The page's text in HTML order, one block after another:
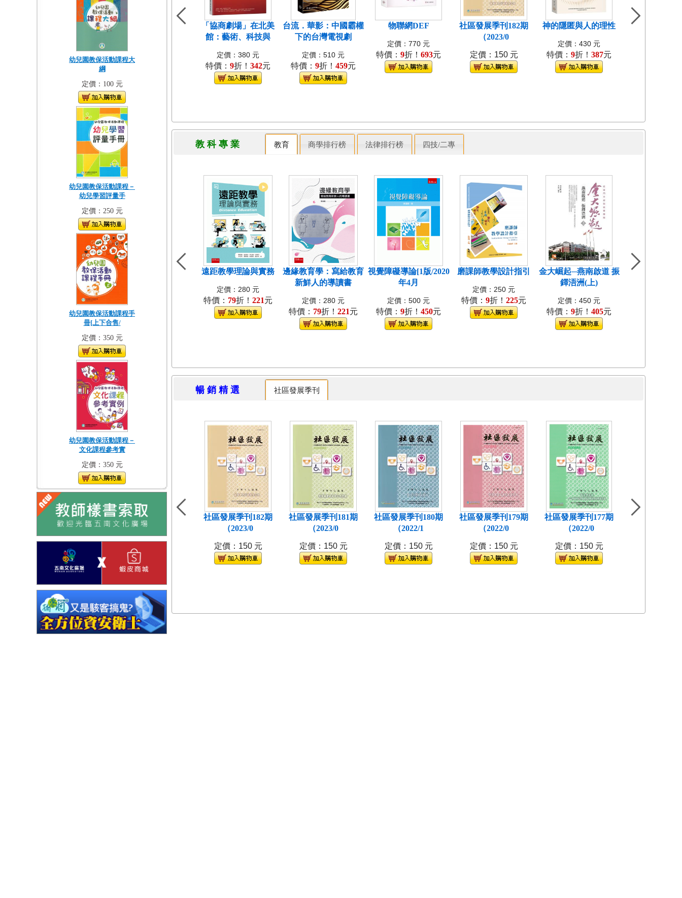
幼兒園教保活動課程大
綱
定價：100 元
幼兒園教保活動課程－
幼兒學習評量手
定價：250 元
幼兒園教保活動課程手
冊[上下合售/
定價：350 元
幼兒園教保活動課程－
文化課程參考實
定價：350 元
「協商劇場」在北美
館：藝術、科技與
定價：380 元
特價： 9折！ 342元
台流．華影：中國霸權
下的台灣電視劇
定價：510 元
特價： 9折！ 459元
物聯網DEF
定價：770 元
特價： 9折！ 693元
社區發展季刊182期
（2023/0
定價：150 元
神的隱匿與人的理性
定價：430 元
特價： 9折！ 387元
島嶼食紀[3本不
教 科 專 業 教育 商學排行榜 法律排行榜 四技/二專
遠距教學理論與實務
定價：280 元
特價： 79折！ 221元
邊緣教育學：寫給教育
新鮮人的導讀書
定價：280 元
特價： 79折！ 221元
視覺障礙導論[1版/2020
年4月
定價：500 元
特價： 9折！ 450元
磨課師教學設計指引
定價：250 元
特價： 9折！ 225元
金大崛起─燕南啟道 振
鐸浯洲(上)
定價：450 元
特價： 9折！ 405元
中國近代教會
暢 銷 精 選 社區發展季刊
社區發展季刊182期
（2023/0
定價：150 元
社區發展季刊181期
（2023/0
定價：150 元
社區發展季刊180期
（2022/1
定價：150 元
社區發展季刊179期
（2022/0
定價：150 元
社區發展季刊177期
（2022/0
定價：150 元
社區發展季刊